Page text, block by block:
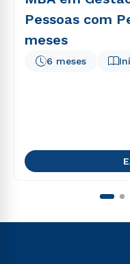
Pessoas com
meses
6 meses